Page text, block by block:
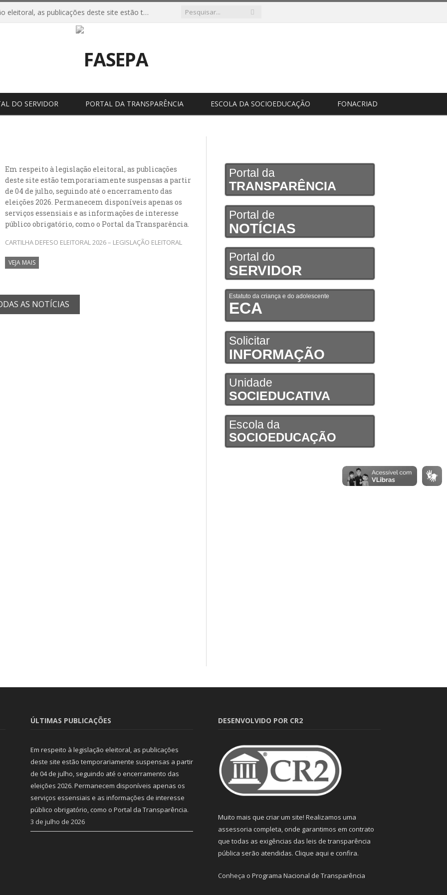
Em respeito à legislação eleitoral, as publicações deste site estão temporariamente suspensas a partir de 04 de julho, seguindo até o encerramento das eleições 2026. Permanecem disponíveis apenas os serviços essensiais e as informações de interesse público obrigatório, como o Portal da Transparência.
DO SERVIDOR PORTAL DA TRANSPARÊNCIA ESCOLA DA SOCIOEDUCAÇÃO FONACRIAD
Em respeito à legislação eleitoral, as publicações
deste site estão temporariamente suspensas a partir
de 04 de julho, seguindo até o encerramento das
eleições 2026. Permanecem disponíveis apenas os
serviços essensiais e as informações de interesse
público obrigatório, como o Portal da Transparência.
CARTILHA DEFESO ELEITORAL 2026 – LEGISLAÇÃO ELEITORAL
VEJA MAIS
AS NOTÍCIAS
Portal da
TRANSPARÊNCIA
Portal de
NOTÍCIAS
Portal do
SERVIDOR
Estatuto da criança e do adolescente
ECA
Solicitar
INFORMAÇÃO
Unidade
SOCIEDUCATIVA
Escola da
SOCIOEDUCAÇÃO
ÚLTIMAS PUBLICAÇÕES
Em respeito à legislação eleitoral, as publicações
deste site estão temporariamente suspensas a partir
de 04 de julho, seguindo até o encerramento das
eleições 2026. Permanecem disponíveis apenas os
serviços essensiais e as informações de interesse
público obrigatório, como o Portal da Transparência.
3 de julho de 2026
DESENVOLVIDO POR CR2
Muito mais que criar um site! Realizamos uma
assessoria completa, onde garantimos em contrato
que todas as exigências das leis de transparência
pública serão atendidas. Clique aqui e confira.
Conheça o Programa Nacional de Transparência